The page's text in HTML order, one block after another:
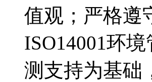
值观；严格遵
ISO14001环
测支持为基础